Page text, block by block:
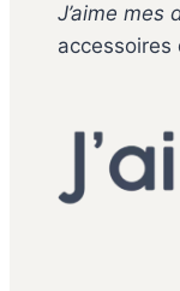
J’aime mes
accessoires